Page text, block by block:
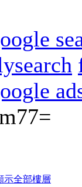
示全部樓層